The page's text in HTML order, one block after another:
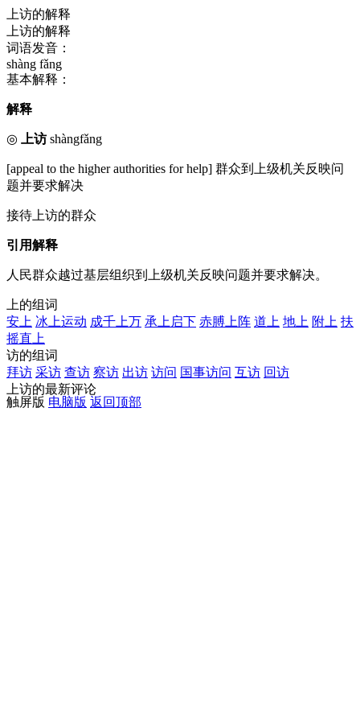
上访的解释
上访的解释
词语发音：
shàng fǎng
基本解释：
解释
◎ 上访shàngfǎng
[appeal to the higher authorities for help] 群众到上级机关反映问
题并要求解决
接待上访的群众
引用解释
人民群众越过基层组织到上级机关反映问题并要求解决。
上的组词
安上 冰上运动 成千上万 承上启下 赤膊上阵 道上 地上 附上 扶
摇直上
访的组词
拜访 采访 查访 察访 出访 访问 国事访问 互访 回访
上访的最新评论
触屏版 电脑版 返回顶部